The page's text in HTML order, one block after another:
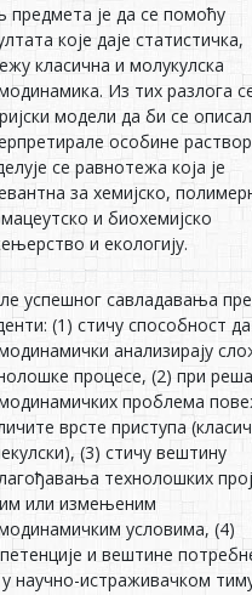
предмета је да се помоћу
које даје статистичка,
класична и молукулска
Из тих разлога
модели да би се
особине
се равнотежа која је
за хемијско,
и биохемијско
и екологију.
успешног савладавања
(1) стичу способност да
анализирају
процесе, (2) при
проблема
врсте приступа
(3) стичу вештину
технолошких
или измењеним
условима, (4)
и вештине
научно-истраживачком